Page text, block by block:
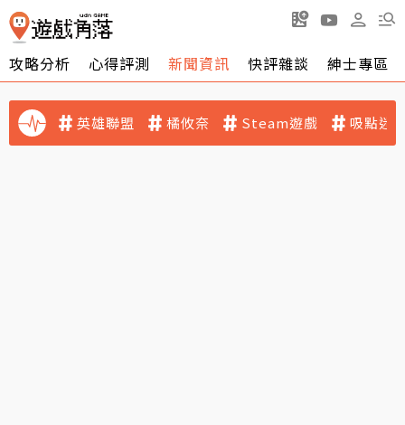
攻略分析 心得評測 新聞資訊 快評雜談 紳士專區
英雄聯盟 橘攸奈 Steam遊戲 吸點迷